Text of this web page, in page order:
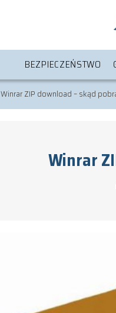
BEZPIECZEŃSTWO
Winrar ZIP download – skąd
Winrar